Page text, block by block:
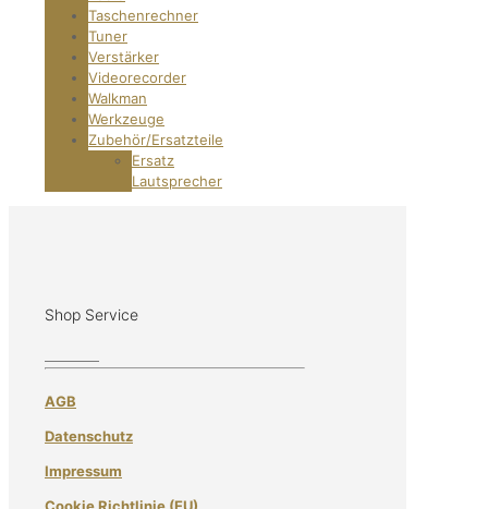
Taschenrechner
Tuner
Verstärker
Videorecorder
Walkman
Werkzeuge
Zubehör/Ersatzteile
Ersatz
Lautsprecher
Shop Service
AGB
Datenschutz
Impressum